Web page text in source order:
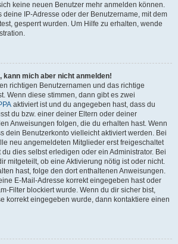
keine neuen Benutzer mehr anmelden können.
deine IP-Adresse oder der Benutzername, mit dem
gesperrt wurden. Um Hilfe zu erhalten, wende
kann mich aber nicht anmelden!
richtigen Benutzernamen und das richtige
Wenn diese stimmen, dann gibt es zwei
aktiviert ist und du angegeben hast, dass du
du bzw. einer deiner Eltern oder deiner
Anweisungen folgen, die du erhalten hast. Wenn
dein Benutzerkonto vielleicht aktiviert werden. Bei
neu angemeldeten Mitglieder erst freigeschaltet
dies selbst erledigen oder ein Administrator. Bei
mitgeteilt, ob eine Aktivierung nötig ist oder nicht.
hast, folge den dort enthaltenen Anweisungen.
E-Mail-Adresse korrekt eingegeben hast oder
Filter blockiert wurde. Wenn du dir sicher bist,
korrekt eingegeben wurde, dann kontaktiere einen